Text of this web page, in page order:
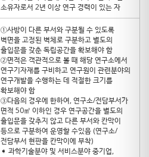
소유자로서 2년 이상 연구 경력이 있는 자
①사방이 다른 부서와 구분될 수 있도록
벽면을 고정된 벽체로 구분하고 별도의
출입문을 갖춘 독립공간을 확보해야 함
②면적은 객관적으로 볼 때 해당 연구소에서
연구기자재를 구비하고 연구원이 관련분야의
연구개발을 수행하는 데 적절한 크기를
확보해야 함
③다음의 경우에 한하여, 연구소/전담부서가
면적 50㎡ 이하인 경우 연구공간을 별도의
출입문을 갖추지 않고 다른 부서와 칸막이
등으로 구분하여 운영할 수있음 (연구소/
전담부서 현판을 칸막이에 부착)
➧ 과학기술분야 및 서비스분야 중기업,